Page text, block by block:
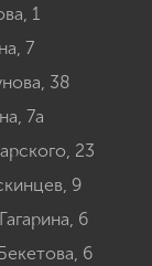
1
7
38
7а
23
9
6
6